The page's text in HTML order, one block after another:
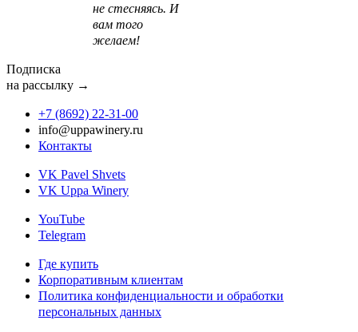
не стесняясь. И
вам того
желаем!
Подписка
на рассылку →
+7 (8692) 22‑31‑00
info@uppawinery.ru
Контакты
VK Pavel Shvets
VK Uppa Winery
YouTube
Telegram
Где купить
Корпоративным клиентам
Политика конфиденциальности и обработки
персональных данных